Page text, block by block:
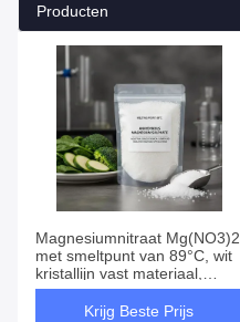
Producten
Magnesiumnitraat Mg(NO3)2
met smeltpunt van 89°C, wit
kristallijn vast materiaal,
ideaal als meststof voor
groentenKrijg Beste Prijs